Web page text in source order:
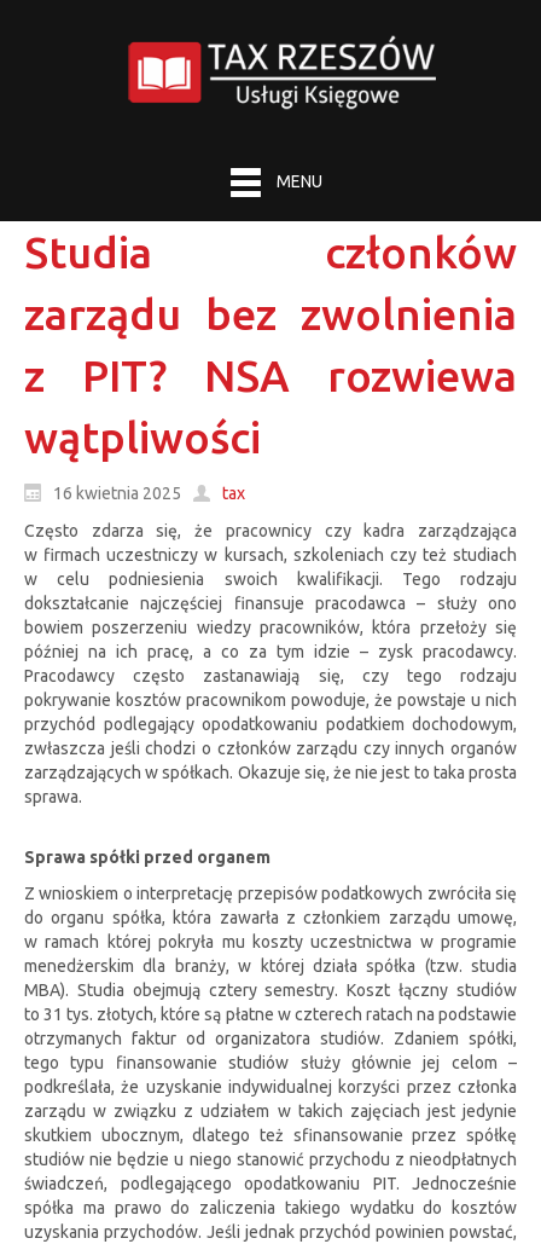
MENU
Studia członków
zarządu bez zwolnienia
z PIT? NSA rozwiewa
wątpliwości
16 kwietnia 2025
tax
Często zdarza się, że pracownicy czy kadra zarządzająca
w firmach uczestniczy w kursach, szkoleniach czy też studiach
w celu podniesienia swoich kwalifikacji. Tego rodzaju
dokształcanie najczęściej finansuje pracodawca – służy ono
bowiem poszerzeniu wiedzy pracowników, która przełoży się
później na ich pracę, a co za tym idzie – zysk pracodawcy.
Pracodawcy często zastanawiają się, czy tego rodzaju
pokrywanie kosztów pracownikom powoduje, że powstaje u nich
przychód podlegający opodatkowaniu podatkiem dochodowym,
zwłaszcza jeśli chodzi o członków zarządu czy innych organów
zarządzających w spółkach. Okazuje się, że nie jest to taka prosta
sprawa.
Sprawa spółki przed organem
Z wnioskiem o interpretację przepisów podatkowych zwróciła się
do organu spółka, która zawarła z członkiem zarządu umowę,
w ramach której pokryła mu koszty uczestnictwa w programie
menedżerskim dla branży, w której działa spółka (tzw. studia
MBA). Studia obejmują cztery semestry. Koszt łączny studiów
to 31 tys. złotych, które są płatne w czterech ratach na podstawie
otrzymanych faktur od organizatora studiów. Zdaniem spółki,
tego typu finansowanie studiów służy głównie jej celom –
podkreślała, że uzyskanie indywidualnej korzyści przez członka
zarządu w związku z udziałem w takich zajęciach jest jedynie
skutkiem ubocznym, dlatego też sfinansowanie przez spółkę
studiów nie będzie u niego stanowić przychodu z nieodpłatnych
świadczeń, podlegającego opodatkowaniu PIT. Jednocześnie
spółka ma prawo do zaliczenia takiego wydatku do kosztów
uzyskania przychodów. Jeśli jednak przychód powinien powstać,